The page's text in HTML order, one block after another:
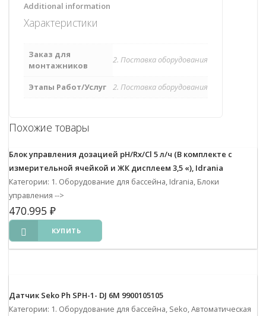
Additional information
Характеристики
Заказ для
монтажников
2. Поставка оборудования
Этапы Работ/Услуг 2. Поставка оборудования
Похожие товары
Блок управления дозацией pH/Rx/Cl 5 л/ч (В комплекте с
измерительной ячейкой и ЖК дисплеем 3,5 «), Idrania
Категории: 1. Оборудование для бассейна, Idrania, Блоки
управления -->
470.995 ₽
КУПИТЬ
Датчик Seko Ph SPH-1- DJ 6M 9900105105
Категории: 1. Оборудование для бассейна, Seko, Автоматическая